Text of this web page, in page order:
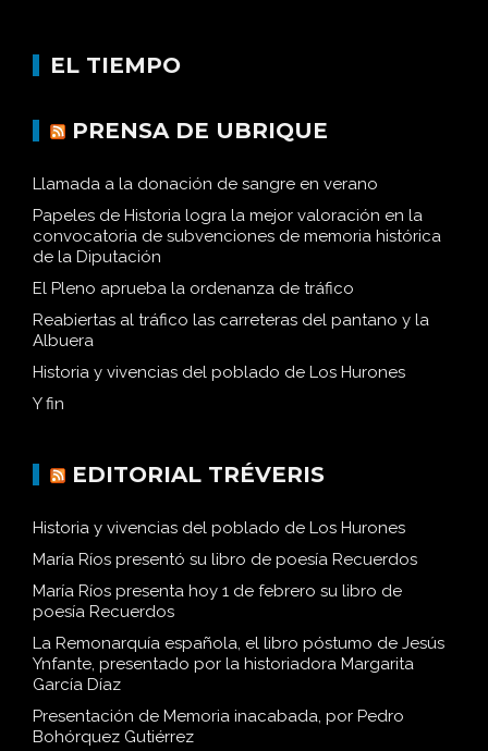
EL TIEMPO
PRENSA DE UBRIQUE
Llamada a la donación de sangre en verano
Papeles de Historia logra la mejor valoración en la
convocatoria de subvenciones de memoria histórica
de la Diputación
El Pleno aprueba la ordenanza de tráfico
Reabiertas al tráfico las carreteras del pantano y la
Albuera
Historia y vivencias del poblado de Los Hurones
Y fin
EDITORIAL TRÉVERIS
Historia y vivencias del poblado de Los Hurones
María Ríos presentó su libro de poesía Recuerdos
María Ríos presenta hoy 1 de febrero su libro de
poesía Recuerdos
La Remonarquía española, el libro póstumo de Jesús
Ynfante, presentado por la historiadora Margarita
García Díaz
Presentación de Memoria inacabada, por Pedro
Bohórquez Gutiérrez